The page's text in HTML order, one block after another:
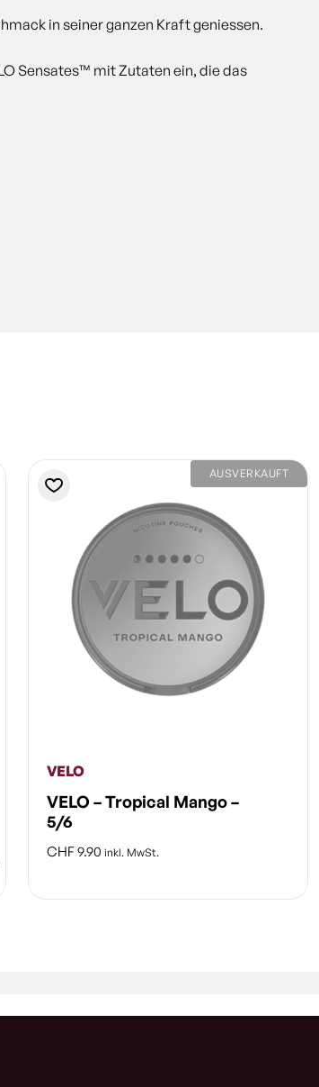
in seiner ganzen Kraft geniessen.
Sensates™ mit Zutaten ein, die das
AUSVERKAUFT
VELO
VELO – Tropical Mango –
5/6
CHF9.90 inkl. MwSt.